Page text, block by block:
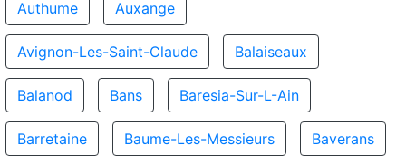
Authume Auxange
Avignon-Les-Saint-Claude Balaiseaux
Balanod Bans Baresia-Sur-L-Ain
Barretaine Baume-Les-Messieurs Baverans